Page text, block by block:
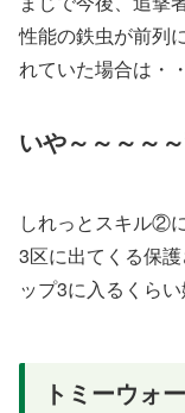
性能の鉄虫が前列
れていた場合は・
いや～～～～～
しれっとスキル②
3区に出てくる保
ップ3に入るくらい
トミーウォ